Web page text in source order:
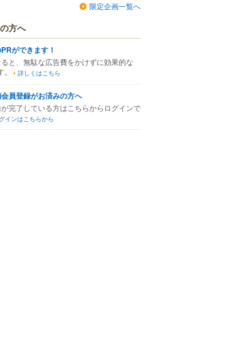
限定企画一覧へ
方へ
ができます！
と、無駄な広告費をかけずに効果的な
詳しくはこちら
員登録がお済みの方へ
完了している方はこちらからログインで
インはこちらから